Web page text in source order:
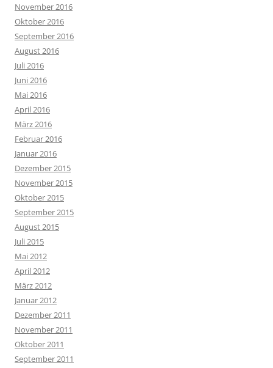
November 2016
Oktober 2016
September 2016
August 2016
Juli 2016
Juni 2016
Mai 2016
April 2016
März 2016
Februar 2016
Januar 2016
Dezember 2015
November 2015
Oktober 2015
September 2015
August 2015
Juli 2015
Mai 2012
April 2012
März 2012
Januar 2012
Dezember 2011
November 2011
Oktober 2011
September 2011